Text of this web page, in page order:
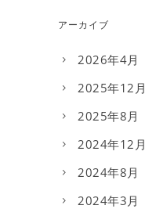
アーカイブ
2026年4月
2025年12月
2025年8月
2024年12月
2024年8月
2024年3月